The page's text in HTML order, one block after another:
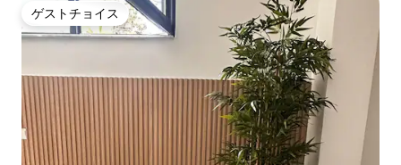
ゲストチョイス
ゲストチョイス